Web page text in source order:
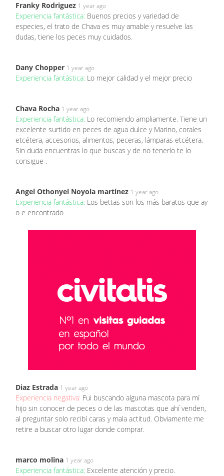
Franky Rodriguez 1 year ago
Experiencia fantástica: Buenos precios y variedad de
especies, el trato de Chava es muy amable y resuelve las
dudas, tiene los peces muy cuidados.
Dany Chopper 1 year ago
Experiencia fantástica: Lo mejor calidad y el mejor precio
Chava Rocha 1 year ago
Experiencia fantástica: Lo recomiendo ampliamente. Tiene un
excelente surtido en peces de agua dulce y Marino, corales
etcétera, accesorios, alimentos, peceras, lámparas etcétera.
Sin duda encuentras lo que buscas y de no tenerlo te lo
consigue .
Angel Othonyel Noyola martinez 1 year ago
Experiencia fantástica: Los bettas son los más baratos que ay
o e encontrado
Diaz Estrada 1 year ago
Experiencia negativa: Fui buscando alguna mascota para mí
hijo sin conocer de peces o de las mascotas que ahí venden,
al preguntar solo recibí caras y mala actitud. Obviamente me
retire a buscar otro lugar donde comprar.
marco molina 1 year ago
Experiencia fantástica: Excelente atención y precio.